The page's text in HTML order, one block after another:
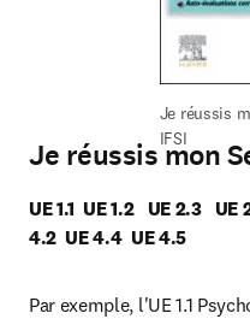
Je réussis
IFSI
Je réussis mon
UE 1.1  UE 1.2   UE 2.3   UE
4.2  UE 4.4  UE 4.5
Par exemple, l'UE 1.1